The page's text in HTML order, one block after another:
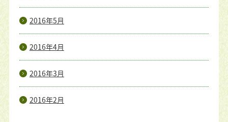
2016年5月
2016年4月
2016年3月
2016年2月